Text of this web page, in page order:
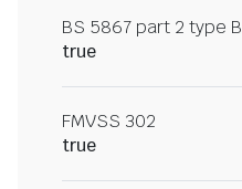
BS 5867 part 2 type B
true
FMVSS 302
true